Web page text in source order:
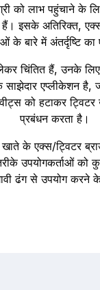
को लाभ पहुंचाने के
इसके अतिरिक्त,
के बारे में अंतर्दृष्टि
चिंतित हैं, उनके
साझेदार एप्लीकेशन
को हटाकर ट्विटर
प्रबंधन करता है।
खाते के एक्स/ट्विटर
उपयोगकर्ताओं को
ढंग से उपयोग करने